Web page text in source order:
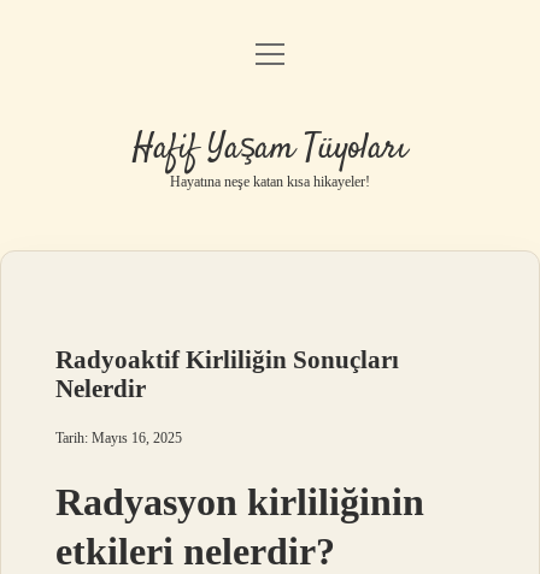
Anasayfa
Yasal Uyarı
menüyü
Hafif Yaşam Tüyoları
Hayatına neşe katan kısa hikayeler!
Radyoaktif Kirliliğin Sonuçları
Nelerdir
Tarih: Mayıs 16, 2025
Radyasyon kirliliğinin
etkileri nelerdir?